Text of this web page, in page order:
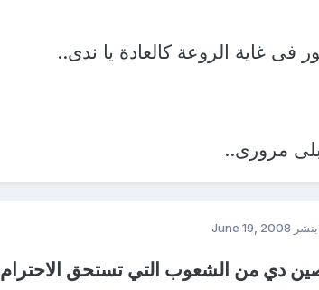
فى غاية الروعة كالعادة يا ندى..
مرورى..
June 19, 2008
دي من الشعوب التي تستحق الاحترام